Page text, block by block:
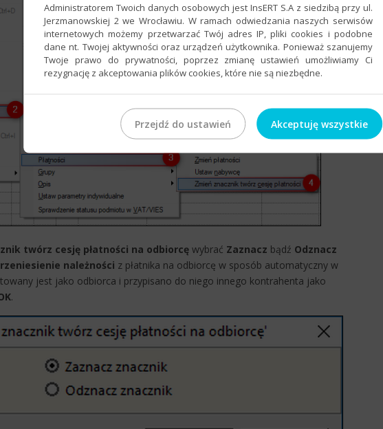
twórz cesję płatności na odbiorcę wybrać Zaznacz bądź Odznacz
należności z płatnika na odbiorcę w sposób automatyczny w
jest jako odbiorca i przypisano do niego innego kontrahenta jako
​.
Administratorem Twoich danych osobowych jest InsERT S.A z siedzibą przy ul.
Jerzmanowskiej 2 we Wrocławiu. W ramach odwiedzania naszych serwisów
internetowych możemy przetwarzać Twój adres IP, pliki cookies i podobne
dane nt. Twojej aktywności oraz urządzeń użytkownika. Ponieważ szanujemy
Twoje prawo do prywatności, poprzez zmianę ustawień umożliwiamy Ci
rezygnację z akceptowania plików cookies, które nie są niezbędne.
Przejdź do ustawień Akceptuję wszystkie